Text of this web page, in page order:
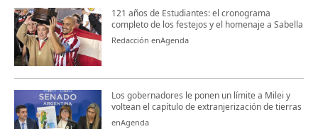
121 años de Estudiantes: el cronograma
completo de los festejos y el homenaje a Sabella
Redacción enAgenda
Los gobernadores le ponen un límite a Milei y
voltean el capítulo de extranjerización de tierras
enAgenda